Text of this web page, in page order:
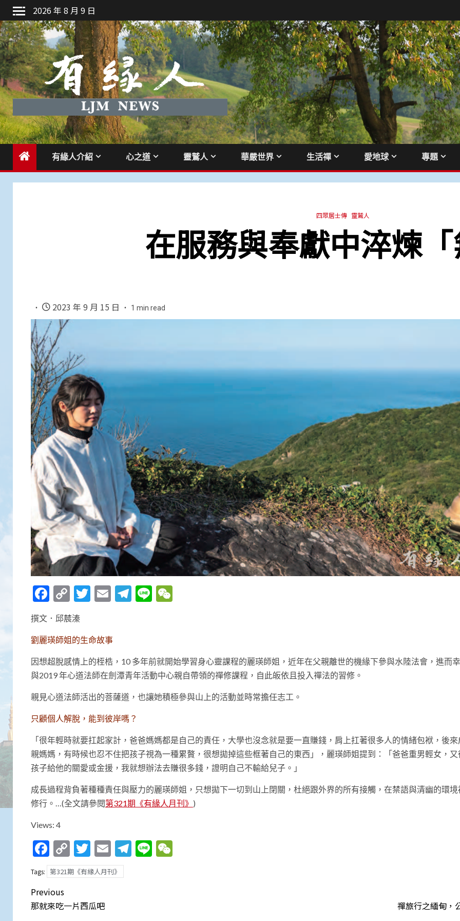
Skip
to
content
2026 年 8 月 9 日
有緣人介紹 心之道 靈鷲人 華嚴世界 生活禪 愛地球 專題
四眾居士傳 靈鷲人
在服務與奉獻中淬煉
2023 年 9 月 15 日 1 min read
Facebook
Copy
Link
Twitter
EmailTelegram
Line
撰文．邱辳溱
劉麗瑛師姐的生命故事
因想超脫感情上的桎梏，10 多年前就開始學習身心靈課程的麗瑛師姐，近年在父親離世的機緣下參與水陸法會，進而
與2019 年心道法師在劍潭青年活動中心親自帶領的禪修課程，自此皈依且投入禪法的習修。
親見心道法師活出的菩薩道，也讓她積極參與山上的活動並時常擔任志工。
只顧個人解脫，能到彼岸嗎？
「很年輕時就要扛起家計，爸爸媽媽都是自己的責任，大學也沒念就是要一直賺錢，肩上扛著很多人的情緒包袱，後
親媽媽，有時候也忍不住把孩子視為一種累贅，很想拋掉這些框著自己的東西」，麗瑛師姐提到：「爸爸重男輕女，又
孩子給他的關愛或金援，我就想辦法去賺很多錢，證明自己不輸給兒子。」
成長過程背負著種種責任與壓力的麗瑛師姐，只想拋下一切到山上閉關，杜絕跟外界的所有接觸，在禁語與清幽的環
修行。…(全文請參閱第321期《有緣人月刊》 )
Views: 4
Facebook
Copy
Link
Twitter
EmailTelegram
Line
Tags: 第321期《有緣人月刊》
Post
navigation
Previous
那就來吃一片西瓜吧
禪旅行之緬甸，